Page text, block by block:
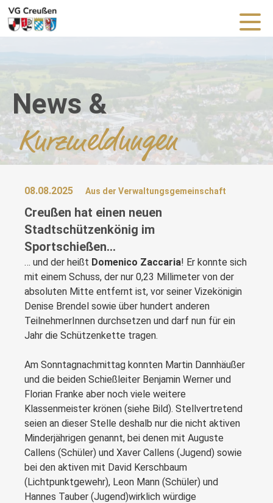
News &
Kurzmeldungen
08.08.2025 Aus der Verwaltungsgemeinschaft
Creußen hat einen neuen
Stadtschützenkönig im
Sportschießen…
… und der heißt Domenico Zaccaria! Er konnte sich
mit einem Schuss, der nur 0,23 Millimeter von der
absoluten Mitte entfernt ist, vor seiner Vizekönigin
Denise Brendel sowie über hundert anderen
TeilnehmerInnen durchsetzen und darf nun für ein
Jahr die Schützenkette tragen.
Am Sonntagnachmittag konnten Martin Dannhäußer
und die beiden Schießleiter Benjamin Werner und
Florian Franke aber noch viele weitere
Klassenmeister krönen (siehe Bild). Stellvertretend
seien an dieser Stelle deshalb nur die nicht aktiven
Minderjährigen genannt, bei denen mit Auguste
Callens (Schüler) und Xaver Callens (Jugend) sowie
bei den aktiven mit David Kerschbaum
(Lichtpunktgewehr), Leon Mann (Schüler) und
Hannes Tauber (Jugend)wirklich würdige